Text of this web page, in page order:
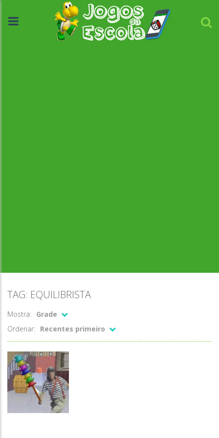
TAG: EQUILIBRISTA
Mostra:
Grade
Ordenar:
Recentes primeiro